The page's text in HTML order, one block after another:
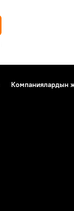
Компаниялардын